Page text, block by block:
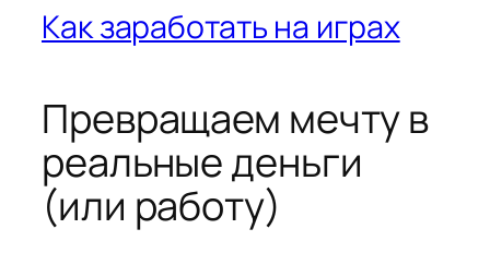
Как заработать на играх
Превращаем мечту в
реальные деньги
(или работу)